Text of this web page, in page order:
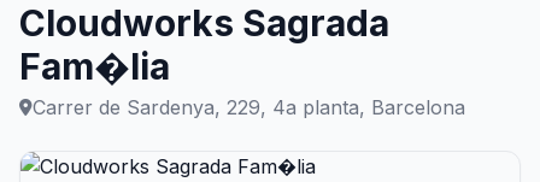
Cloudworks Sagrada
Fam�lia
Carrer de Sardenya, 229, 4a planta, Barcelona